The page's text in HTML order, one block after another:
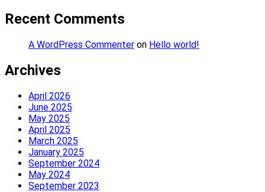
Recent Comments
A WordPress Commenter on Hello world!
Archives
April 2026
June 2025
May 2025
April 2025
March 2025
January 2025
September 2024
May 2024
September 2023